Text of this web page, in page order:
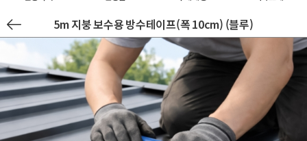
5m 지붕 보수용 방수테이프(폭 10cm) (블루)